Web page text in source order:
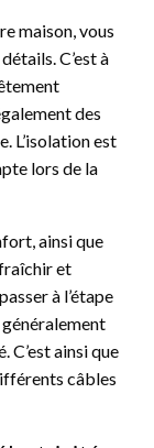
maison, vous
C’est à
des
L’isolation est
lors de la
ainsi que
et
à l’étape
généralement
C’est ainsi que
câbles